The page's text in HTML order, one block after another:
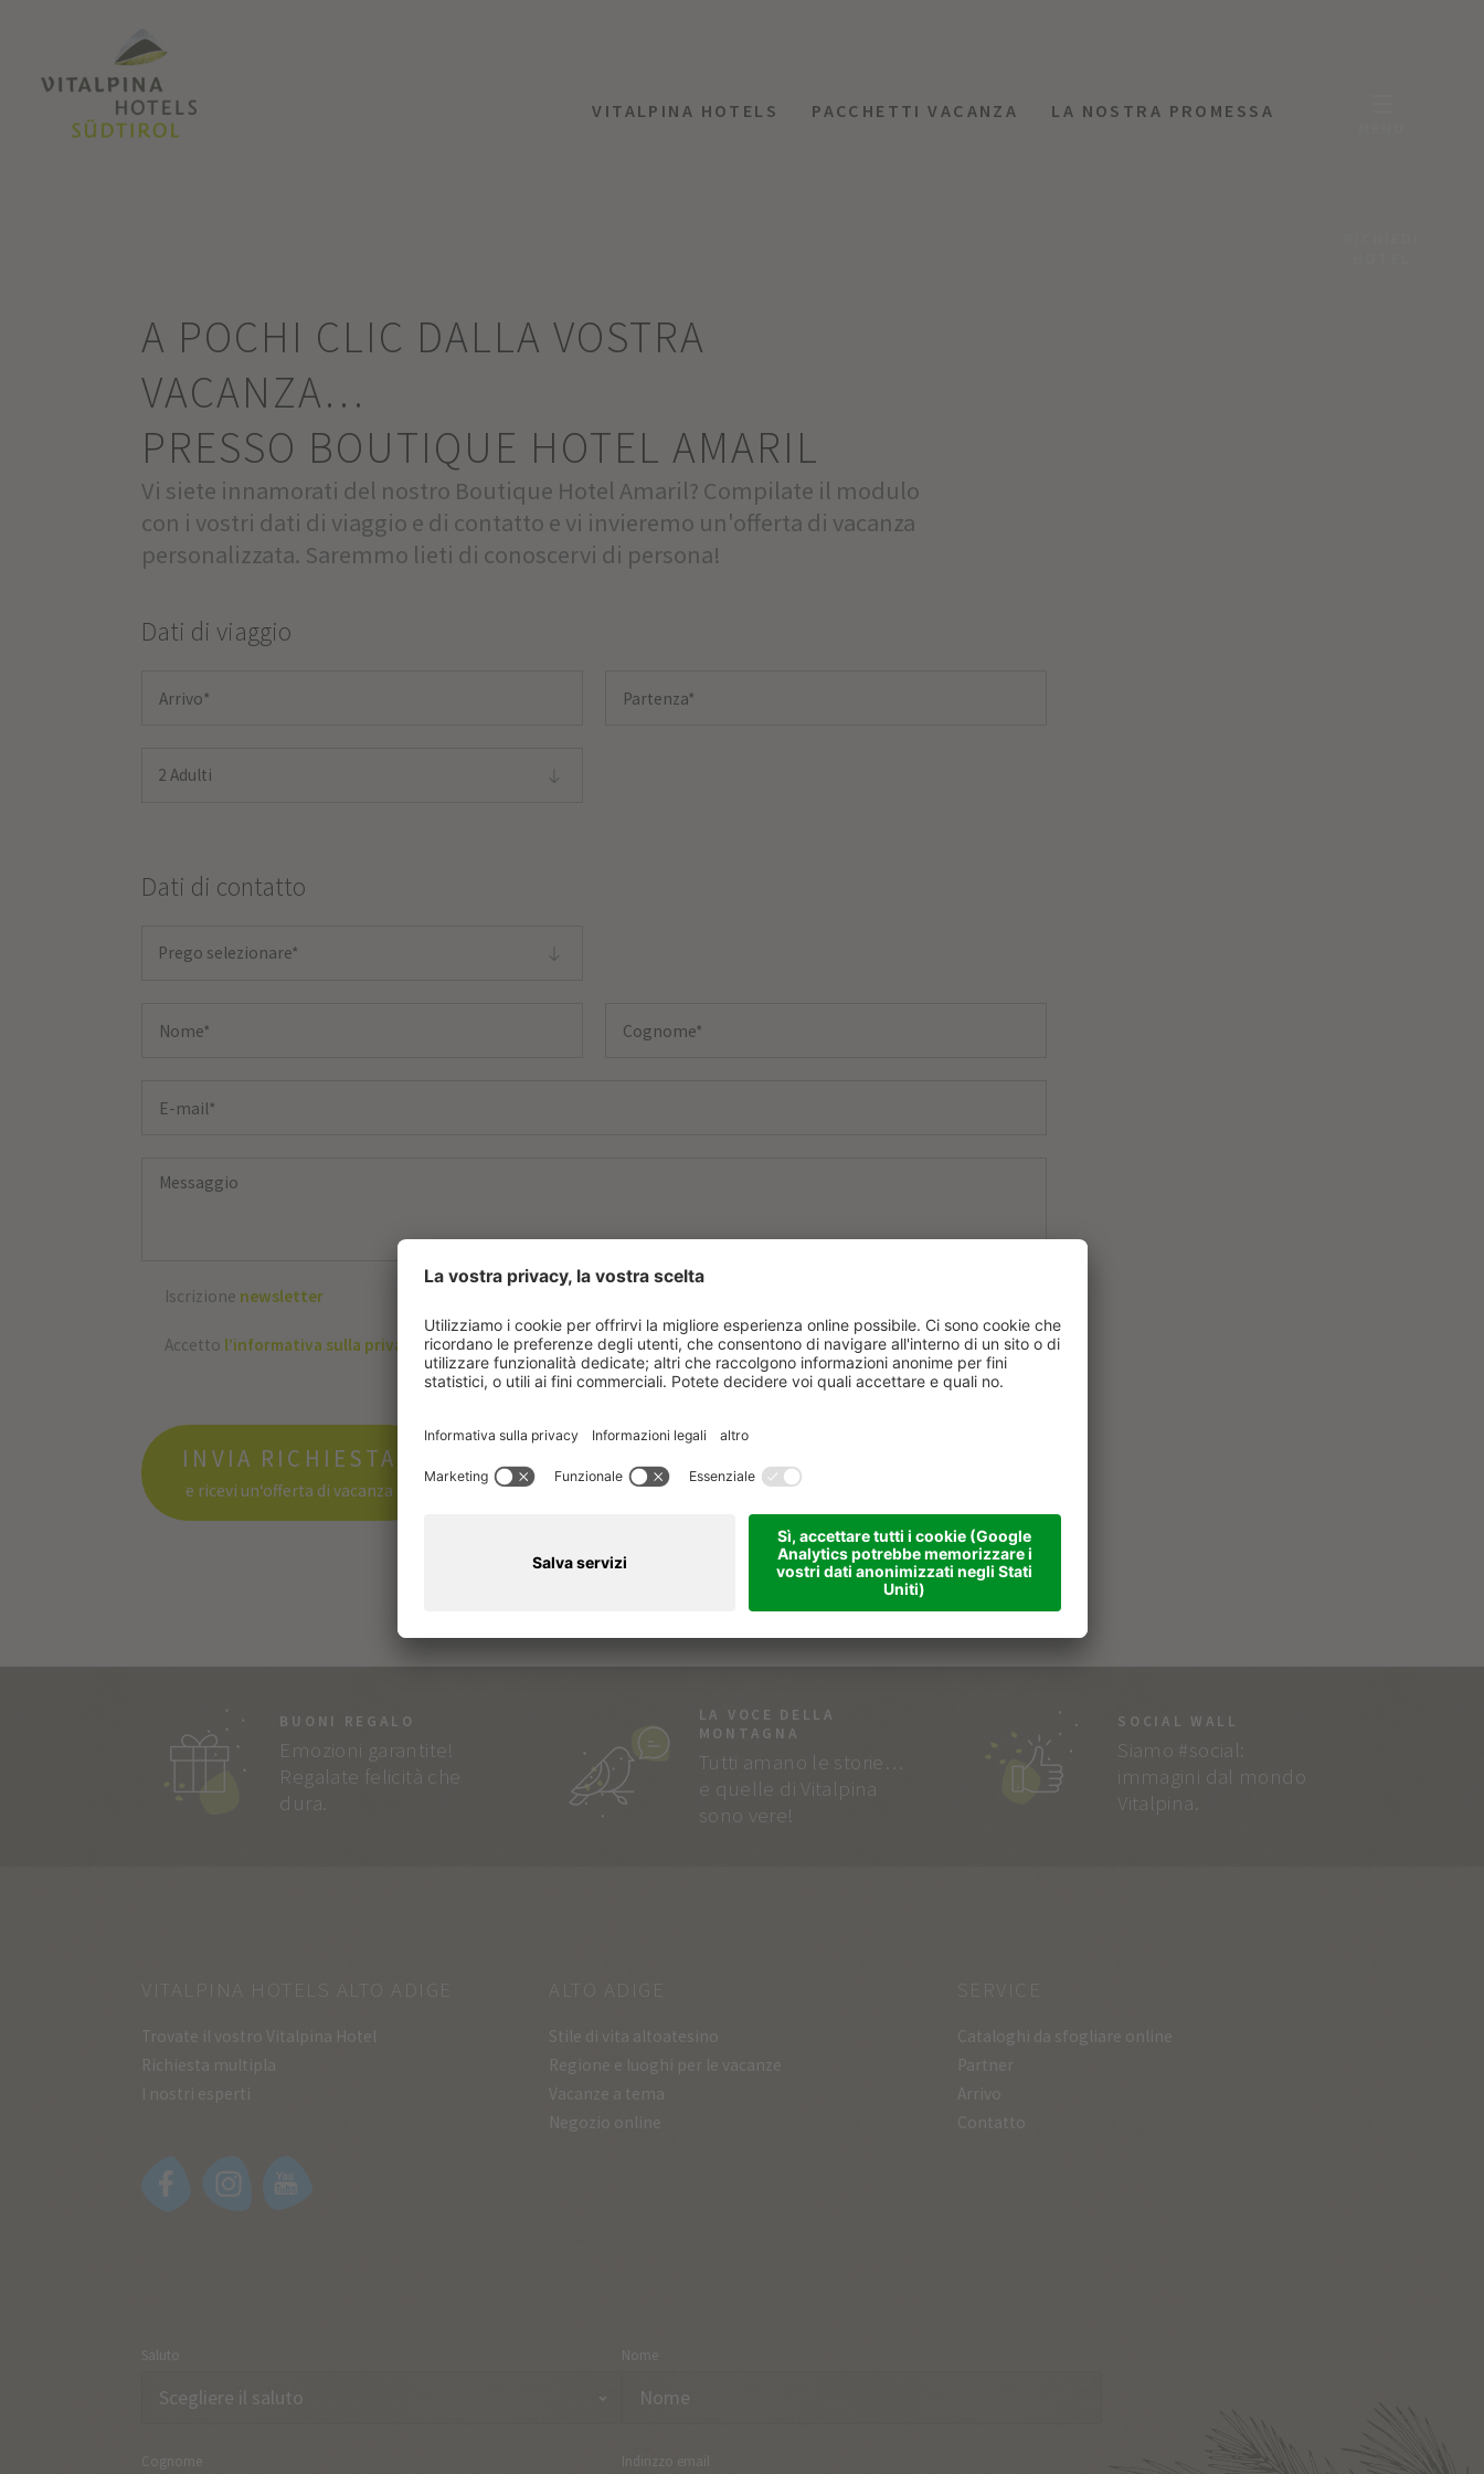
VITALPINA HOTELS PACCHETTI VACANZA LA NOSTRA PROMESSA
A POCHI CLIC DALLA VOSTRA
VACANZA…
PRESSO BOUTIQUE HOTEL AMARIL
Vi siete innamorati del nostro Boutique Hotel Amaril? Compilate il modulo
con i vostri dati di viaggio e di contatto e vi invieremo un'offerta di vacanza
personalizzata. Saremmo lieti di conoscervi di persona!
Dati di viaggio
2 Adulti
Dati di contatto
Prego selezionare*
Iscrizione newsletter
Accetto l’informativa sulla privacy
INVIA RICHIESTA
e ricevi un‘offerta di vacanza
BUONI REGALO
Emozioni garantite!
Regalate felicità che
dura.
LA VOCE DELLA
MONTAGNA
Tutti amano le storie…
e quelle di Vitalpina
sono vere!
SOCIAL WALL
Siamo #social:
immagini dal mondo
Vitalpina.
VITALPINA HOTELS ALTO ADIGE
Trovate il vostro Vitalpina Hotel
Richiesta multipla
I nostri esperti
ALTO ADIGE
Stile di vita altoatesino
Regione e luoghi per le vacanze
Vacanze a tema
Negozio online
SERVICE
Cataloghi da sfogliare online
Partner
Arrivo
Contatto
Saluto Nome
Cognome Indirizzo email